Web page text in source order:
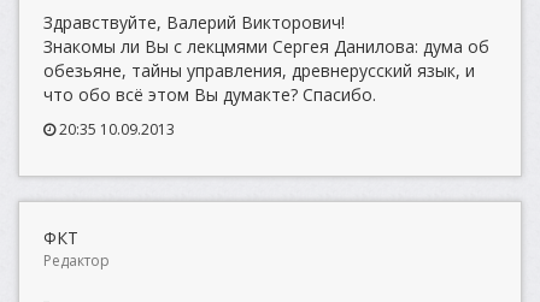
Здравствуйте, Валерий Викторович!
Знакомы ли Вы с лекцмями Сергея Данилова: дума об
обезьяне, тайны управления, древнерусский язык, и
что обо всё этом Вы думакте? Спасибо.
20:35 10.09.2013
ФКТ
Редактор